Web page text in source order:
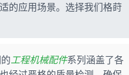
的应用场景。选择我们格莳
工程机械配件系列涵盖了各